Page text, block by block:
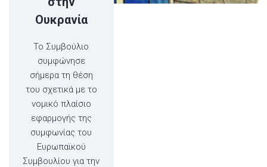
Ουκρανία
Το Συμβούλιο
συμφώνησε
σήμερα τη θέση
του σχετικά με το
νομικό πλαίσιο
εφαρμογής της
συμφωνίας του
Ευρωπαϊκού
Συμβουλίου για την